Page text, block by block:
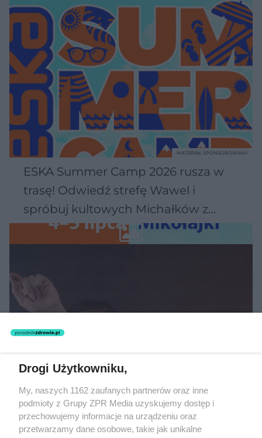
ESKA Summer Camp 2026 rusza w
trasę! Odwiedź strefę Wawel i
spróbuj kultowych Michałków z
Wawelu
MATERIAŁ SPONSOROWANY
MUZYKA
"ESKA Hity na Czasie" – playlista,
Drogi Użytkowniku,
My, naszych 1162 zaufanych partnerów oraz inne
podmioty z Grupy ZPR Media uzyskujemy dostęp i
przechowujemy informacje na urządzeniu oraz
przetwarzamy dane osobowe, takie jak unikalne